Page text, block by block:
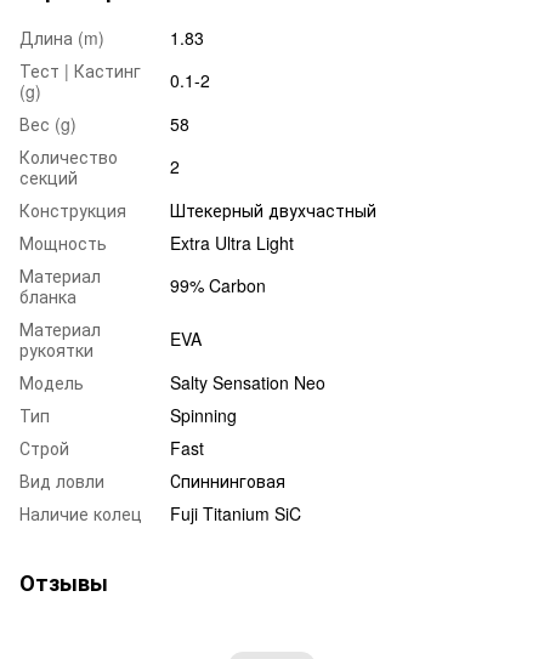
Длина (m)
1.83
Тест | Кастинг
(g)
0.1-2
Вес (g)
58
Количество
секций
2
Конструкция
Штекерный двухчастный
Мощность
Extra Ultra Light
Материал
бланка
99% Carbon
Материал
рукоятки
EVA
Модель
Salty Sensation Neo
Тип
Spinning
Строй
Fast
Вид ловли
Спиннинговая
Наличие колец
Fuji Titanium SiC
Отзывы